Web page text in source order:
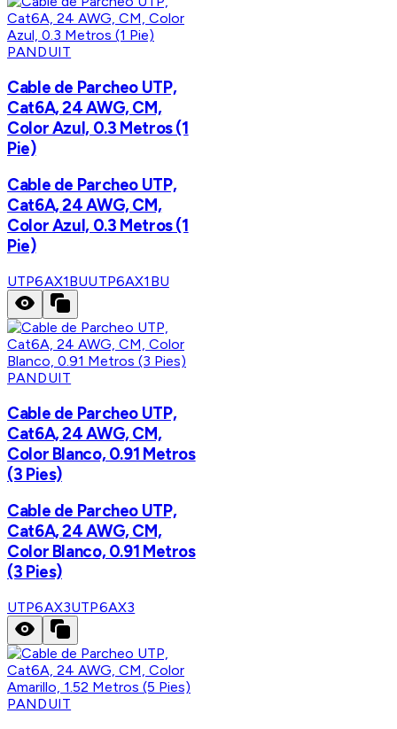
PANDUIT
Cable de Parcheo UTP,
Cat6A, 24 AWG, CM,
Color Azul, 0.3 Metros (1
Pie)
Cable de Parcheo UTP,
Cat6A, 24 AWG, CM,
Color Azul, 0.3 Metros (1
Pie)
UTP6AX1BUUTP6AX1BU
PANDUIT
Cable de Parcheo UTP,
Cat6A, 24 AWG, CM,
Color Blanco, 0.91 Metros
(3 Pies)
Cable de Parcheo UTP,
Cat6A, 24 AWG, CM,
Color Blanco, 0.91 Metros
(3 Pies)
UTP6AX3UTP6AX3
PANDUIT